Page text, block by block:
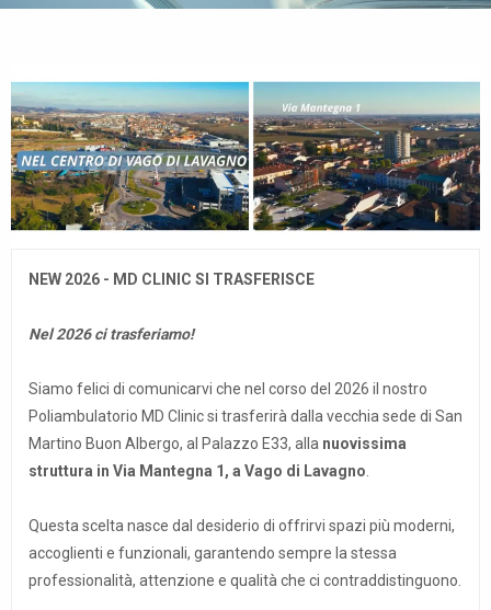
NEW 2026 - MD CLINIC SI TRASFERISCE
Nel 2026 ci trasferiamo!
Siamo felici di comunicarvi che nel corso del 2026 il nostro
Poliambulatorio MD Clinic si trasferirà dalla vecchia sede di San
Martino Buon Albergo, al Palazzo E33, alla nuovissima
struttura in Via Mantegna 1, a Vago di Lavagno
Questa scelta nasce dal desiderio di offrirvi spazi più moderni,
accoglienti e funzionali, garantendo sempre la stessa
professionalità, attenzione e qualità che ci contraddistinguono.